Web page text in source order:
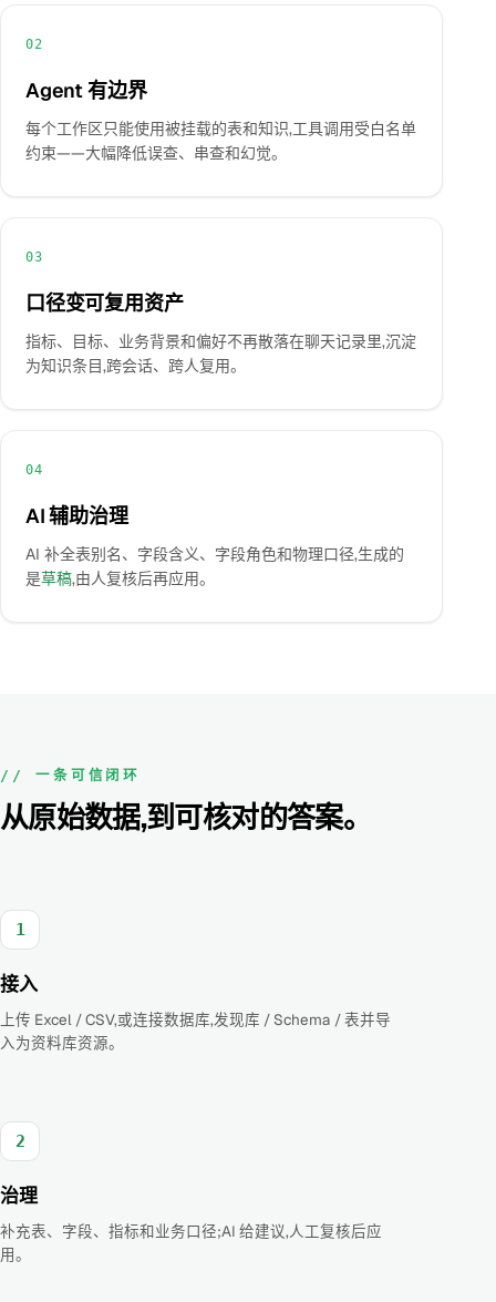
02
Agent 有边界
每个工作区只能使用被挂载的表和知识,工具调用受白名单
约束——大幅降低误查、串查和幻觉。
03
口径变可复用资产
指标、目标、业务背景和偏好不再散落在聊天记录里,沉淀
为知识条目,跨会话、跨人复用。
04
AI 辅助治理
AI 补全表别名、字段含义、字段角色和物理口径,生成的
是草稿,由人复核后再应用。
// 一条可信闭环
从原始数据,到可核对的答案。
1
接入
上传 Excel / CSV,或连接数据库,发现库 / Schema / 表并导
入为资料库资源。
2
治理
补充表、字段、指标和业务口径;AI 给建议,人工复核后应
用。